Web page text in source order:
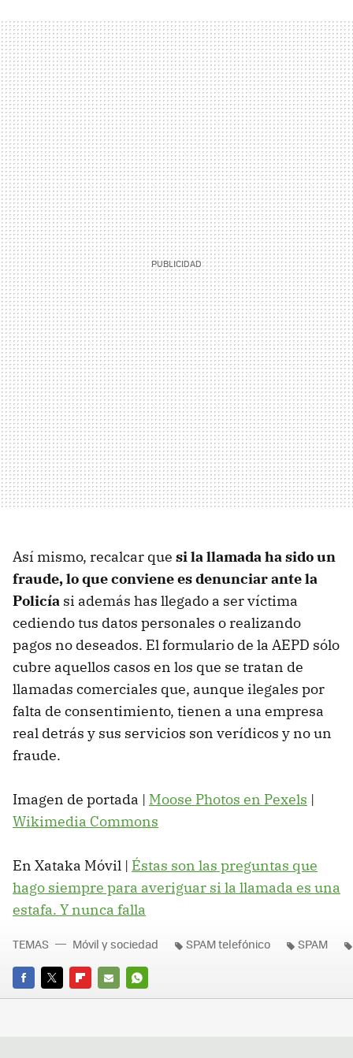
Así mismo, recalcar que si la llamada ha sido un
fraude, lo que conviene es denunciar ante la
Policía si además has llegado a ser víctima
cediendo tus datos personales o realizando
pagos no deseados. El formulario de la AEPD sólo
cubre aquellos casos en los que se tratan de
llamadas comerciales que, aunque ilegales por
falta de consentimiento, tienen a una empresa
real detrás y sus servicios son verídicos y no un
fraude.
Imagen de portada | Moose Photos en Pexels |
Wikimedia Commons
En Xataka Móvil | Éstas son las preguntas que
hago siempre para averiguar si la llamada es una
estafa. Y nunca falla
FACEBOOK
TWITTERFLIPBOARD
E-
WHATSAPP
TEMAS Móvil y sociedad SPAM telefónico SPAM